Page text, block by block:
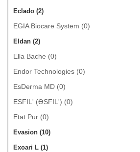
Eclado (2)
EGIA Biocare System (0)
Eldan (2)
Ella Bache (0)
Endor Technologies (0)
EsDerma MD (0)
ESFIL' (ƏSFIL') (0)
Etat Pur (0)
Evasion (10)
Exoari L (1)